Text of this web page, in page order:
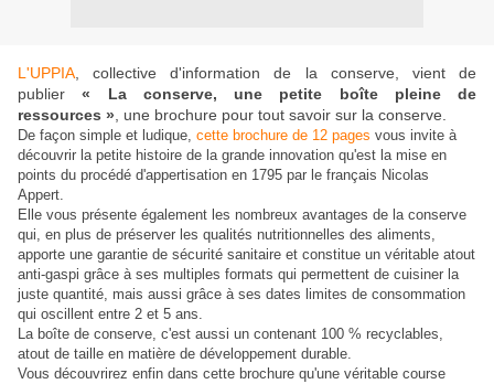
L'UPPIA , collective d'information de la conserve, vient de
publier«
La conserve, une petite boîte pleine de
ressources » une brochure pour tout savoir sur la conserve.
De façon simple et ludique, cette brochure de 12 pages vous invite à
découvrir la petite histoire de la grande innovation qu'est la mise en
points du procédé d'appertisation en 1795 par le français Nicolas
Appert.
Elle vous présente également les nombreux avantages de la conserve
qui, en plus de préserver les qualités nutritionnelles des aliments,
apporte une garantie de sécurité sanitaire et constitue un véritable atout
anti-gaspi grâce à ses multiples formats qui permettent de cuisiner la
juste quantité, mais aussi grâce à ses dates limites de consommation
qui oscillent entre 2 et 5 ans.
La boîte de conserve, c'est aussi un contenant 100 % recyclables,
atout de taille en matière de développement durable.
Vous découvrirez enfin dans cette brochure qu'une véritable course